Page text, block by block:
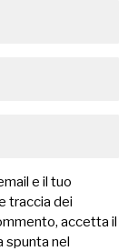
e il tuo
traccia dei
accetta il
spunta nel